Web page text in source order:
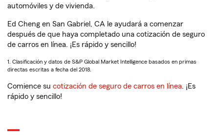
automóviles y de vivienda.
Ed Cheng en San Gabriel, CA le ayudará a comenzar
después de que haya completado una cotización de seguro
de carros en línea. ¡Es rápido y sencillo!
1. Clasificación y datos de S&P Global Market Intelligence basados en primas
directas escritas a fecha del 2018.
Comience su cotización de seguro de carros en línea. ¡Es
rápido y sencillo!